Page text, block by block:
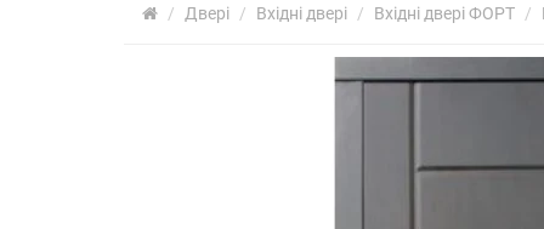
ВІКНА
ВІКНА WDS
Двері Вхідні двері Вхідні двері ФОРТ